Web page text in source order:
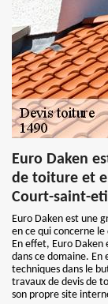
Euro Daken
de toiture et
Court-saint-
Euro Daken est une
en ce qui concerne
En effet, Euro
dans ce domaine. En
techniques dans le
travaux de devis de
son propre site